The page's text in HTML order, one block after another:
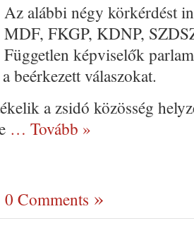
Az alábbi négy körkérdést
MDF, FKGP, KDNP,
Független képviselők
beérkezett válaszokat.
a zsidó közösség
… Tovább »
0 Comments